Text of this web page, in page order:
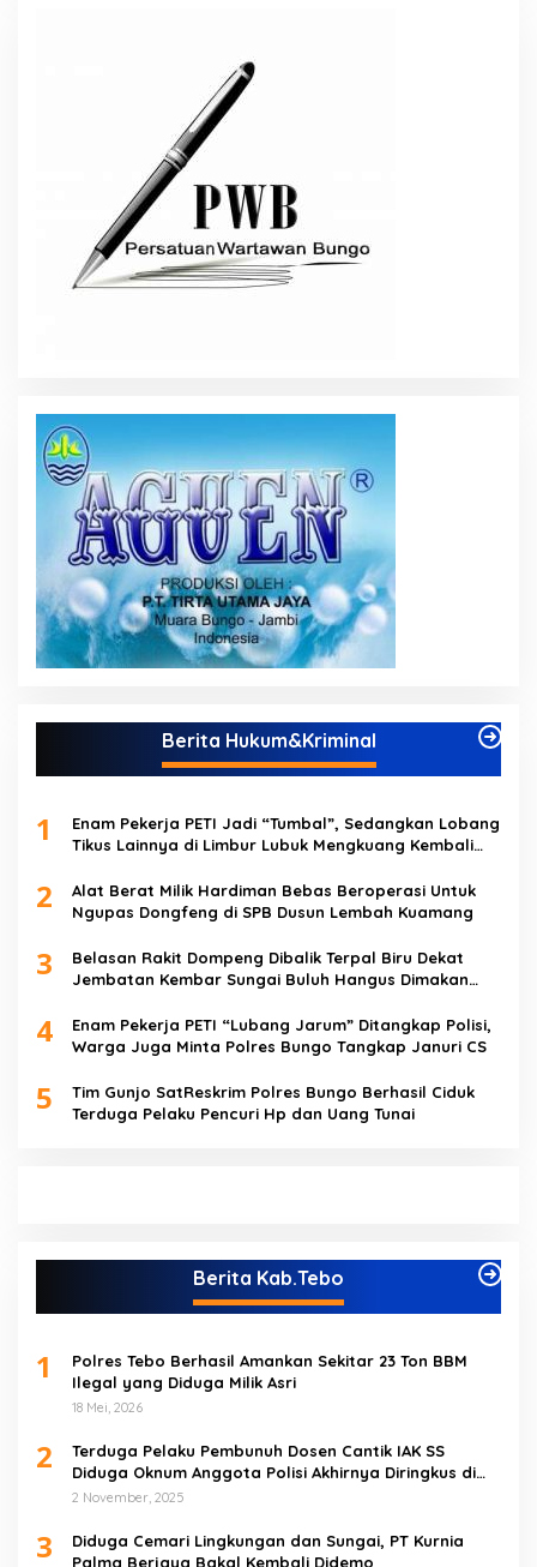
Berita Hukum&Kriminal
1
Enam Pekerja PETI Jadi “Tumbal”, Sedangkan Lobang
Tikus Lainnya di Limbur Lubuk Mengkuang Kembali
2
Alat Berat Milik Hardiman Bebas Beroperasi Untuk
Ngupas Dongfeng di SPB Dusun Lembah Kuamang
3
Belasan Rakit Dompeng Dibalik Terpal Biru Dekat
Jembatan Kembar Sungai Buluh Hangus Dimakan
4
Enam Pekerja PETI “Lubang Jarum” Ditangkap Polisi,
Warga Juga Minta Polres Bungo Tangkap Januri CS
5
Tim Gunjo SatReskrim Polres Bungo Berhasil Ciduk
Terduga Pelaku Pencuri Hp dan Uang Tunai
Berita Kab.Tebo
1
Polres Tebo Berhasil Amankan Sekitar 23 Ton BBM
Ilegal yang Diduga Milik Asri
18 Mei, 2026
2
Terduga Pelaku Pembunuh Dosen Cantik IAK SS
Diduga Oknum Anggota Polisi Akhirnya Diringkus di
Tebo Tengah
2 November, 2025
3
Diduga Cemari Lingkungan dan Sungai, PT Kurnia
Palma Berjaya Bakal Kembali Didemo